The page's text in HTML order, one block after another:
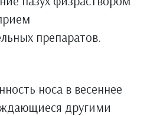
препаратов.
носа в весеннее
другими